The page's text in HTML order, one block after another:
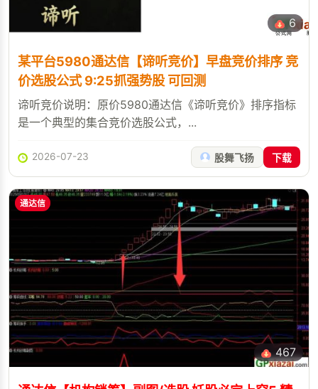
6
某平台5980通达信【谛听竞价】早盘竞价排序 竞
价选股公式 9:25抓强势股 可回测
谛听竞价说明：原价5980通达信《谛听竞价》排序指标
是一个典型的集合竞价选股公式，...
2026-07-23 股舞飞扬 下载
通达信
467